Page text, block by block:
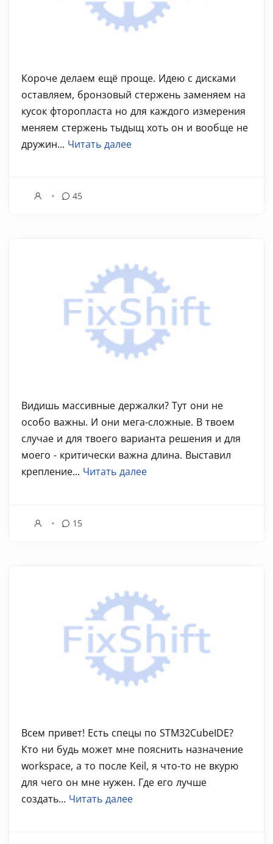
Короче делаем ещё проще. Идею с дисками
оставляем, бронзовый стержень заменяем на
кусок фторопласта но для каждого измерения
меняем стержень тыдыщ хоть он и вообще не
дружин... Читать далее
45
Видишь массивные держалки? Тут они не
особо важны. И они мега-сложные. В твоем
случае и для твоего варианта решения и для
моего - критически важна длина. Выставил
крепление... Читать далее
15
Всем привет! Есть спецы по STM32CubeIDE?
Кто ни будь может мне пояснить назначение
workspace, а то после Keil, я что-то не вкурю
для чего он мне нужен. Где его лучше
создать... Читать далее